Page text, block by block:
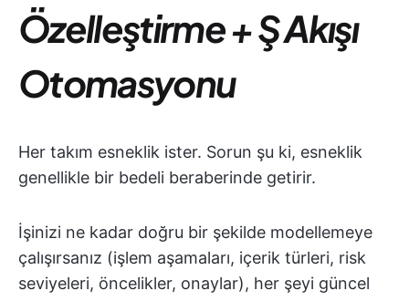
Özelleştirme + Ş Akışı
Otomasyonu
Her takım esneklik ister. Sorun şu ki, esneklik
genellikle bir bedeli beraberinde getirir.
İşinizi ne kadar doğru bir şekilde modellemeye
çalışırsanız (işlem aşamaları, içerik türleri, risk
seviyeleri, öncelikler, onaylar), her şeyi güncel